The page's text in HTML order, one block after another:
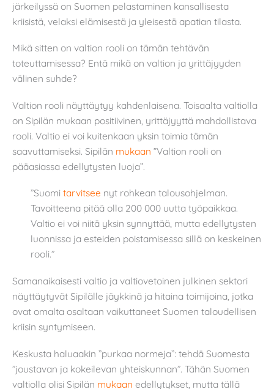
järkeilyssä on Suomen pelastaminen kansallisesta
kriisistä, velaksi elämisestä ja yleisestä apatian tilasta.
Mikä sitten on valtion rooli on tämän tehtävän
toteuttamisessa? Entä mikä on valtion ja yrittäjyyden
välinen suhde?
Valtion rooli näyttäytyy kahdenlaisena. Toisaalta valtiolla
on Sipilän mukaan positiivinen, yrittäjyyttä mahdollistava
rooli. Valtio ei voi kuitenkaan yksin toimia tämän
saavuttamiseksi. Sipilän mukaan ”Valtion rooli on
pääasiassa edellytysten luoja”.
”Suomi tarvitsee nyt rohkean talousohjelman.
Tavoitteena pitää olla 200 000 uutta työpaikkaa.
Valtio ei voi niitä yksin synnyttää, mutta edellytysten
luonnissa ja esteiden poistamisessa sillä on keskeinen
rooli.”
Samanaikaisesti valtio ja valtiovetoinen julkinen sektori
näyttäytyvät Sipilälle jäykkinä ja hitaina toimijoina, jotka
ovat omalta osaltaan vaikuttaneet Suomen taloudellisen
kriisin syntymiseen.
Keskusta haluaakin ”purkaa normeja”: tehdä Suomesta
”joustavan ja kokeilevan yhteiskunnan”. Tähän Suomen
valtiolla olisi Sipilän mukaan edellytykset, mutta tällä